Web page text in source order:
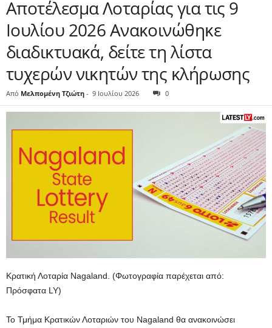
Αποτέλεσμα Λοταρίας για τις 9
Ιουλίου 2026 Ανακοινώθηκε
διαδικτυακά, δείτε τη λίστα
τυχερών νικητών της κλήρωσης
Από Μελπομένη Τζιώτη - 9 Ιουλίου 2026 0
Κρατική Λοταρία Nagaland. (Φωτογραφία παρέχεται από:
Πρόσφατα LY)
Το Τμήμα Κρατικών Λοταριών του Nagaland θα ανακοινώσει